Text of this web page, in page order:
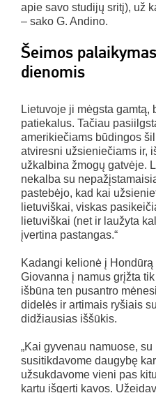
apie savo studijų sritį), už
– sako G. Andino.
Šeimos
dienomis
Lietuvoje ji mėgsta gamtą,
patiekalus. Tačiau
amerikiečiams būdingos
atviresni užsieniečiams ir,
užkalbina žmogų gatvėje.
nekalba su
pastebėjo, kad kai
lietuviškai, viskas
lietuviškai (net ir laužyta
įvertina pastangas.“
Kadangi kelionė į
Giovanna į namus grįžta
išbūna ten pusantro
didelės ir artimais ryšiais
didžiausias iššūkis.
„Kai gyvenau namuose,
susitikdavome daugybę
užsukdavome vieni pas
kartu išgerti kavos.